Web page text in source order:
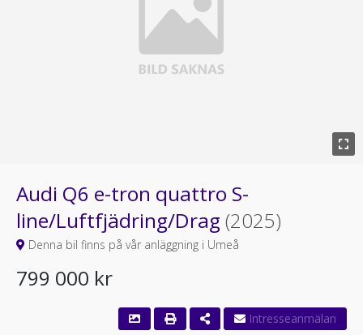
Audi Q6 e-tron quattro S-
line/Luftfjädring/Drag (2025)
Denna bil finns på vår anläggning i Umeå
799 000 kr